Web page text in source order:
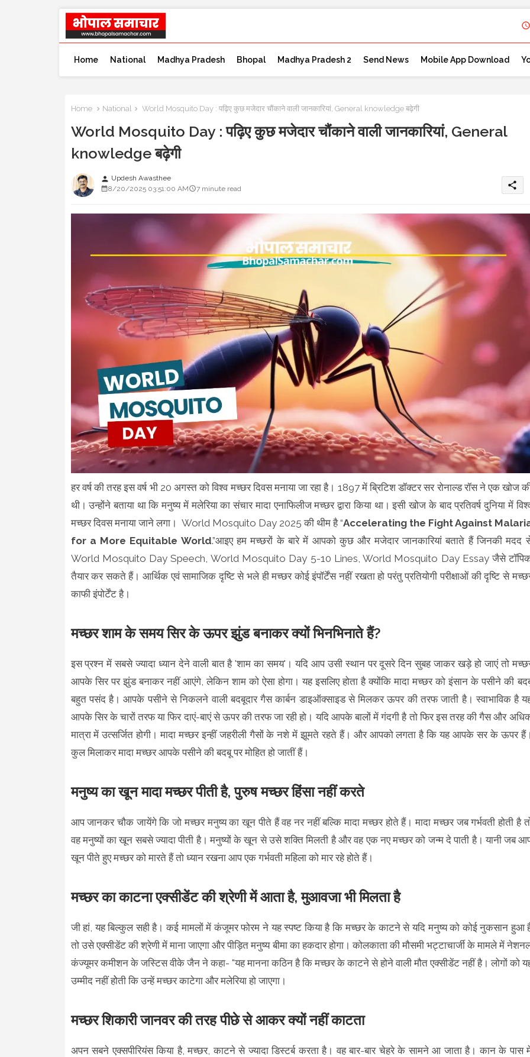
Home National Madhya Pradesh Bhopal Madhya Pradesh 2 Send News Mobile App Download
Home National World Mosquito Day : पढ़िए कुछ मजेदार चौंकाने वाली जानकारियां, General knowledge बढ़ेगी
World Mosquito Day : पढ़िए कुछ मजेदार चौंकाने वाली जानकारियां, General
knowledge बढ़ेगी
person Updesh Awasthee
8/20/2025 03:51:00 AM
7 minute read share
हर वर्ष की तरह इस वर्ष भी 20 अगस्त को विश्व मच्छर दिवस मनाया जा रहा है। 1897 में ब्रिटिश डॉक्टर सर रोनाल्ड रॉस ने एक खोज
थी। उन्होंने बताया था कि मनुष्य में मलेरिया का संचार मादा एनाफिलीज मच्छर द्वारा किया था। इसी खोज के बाद प्रतिवर्ष दुनिया में
मच्छर दिवस मनाया जाने लगा। World Mosquito Day 2025 की थीम है “Accelerating the Fight Against
for a More Equitable World.”आइए हम मच्छरों के बारे में आपको कुछ और मजेदार जानकारियां बताते हैं जिनकी मदद
World Mosquito Day Speech, World Mosquito Day 5-10 Lines, World Mosquito Day Essay जैसे
तैयार कर सकते हैं। आर्थिक एवं सामाजिक दृष्टि से भले ही मच्छर कोई इंपॉर्टेंस नहीं रखता हो परंतु प्रतियोगी परीक्षाओं की दृष्टि से
काफी इंपोर्टेंट है।
मच्छर शाम के समय सिर के ऊपर झुंड बनाकर क्यों भिनभिनाते हैं?
इस प्रश्न में सबसे ज्यादा ध्यान देने वाली बात है 'शाम का समय'। यदि आप उसी स्थान पर दूसरे दिन सुबह जाकर खड़े हो जाएं तो
आपके सिर पर झुंड बनाकर नहीं आएंगे, लेकिन शाम को ऐसा होगा। यह इसलिए होता है क्योंकि मादा मच्छर को इंसान के पसीने की
बहुत पसंद है। आपके पसीने से निकलने वाली बदबूदार गैस कार्बन डाइऑक्साइड से मिलकर ऊपर की तरफ जाती है। स्वाभाविक है
आपके सिर के चारों तरफ या फिर दाएं-बाएं से ऊपर की तरफ जा रही हो। यदि आपके बालों में गंदगी है तो फिर इस तरह की गैस और
मात्रा में उत्सर्जित होगी। मादा मच्छर इन्हीं जहरीली गैसों के नशे में झूमते रहते हैं। और आपको लगता है कि यह आपके सर के ऊपर
कुल मिलाकर मादा मच्छर आपके पसीने की बदबू पर मोहित हो जातीं हैं।
मनुष्य का खून मादा मच्छर पीती है, पुरुष मच्छर हिंसा नहीं करते
आप जानकर चौक जायेंगे कि जो मच्छर मनुष्य का खून पीते हैं वह नर नहीं बल्कि मादा मच्छर होते हैं। मादा मच्छर जब गर्भवती होती है
वह मनुष्यों का खून सबसे ज्यादा पीती है। मनुष्यों के खून से उसे शक्ति मिलती है और वह एक नए मच्छर को जन्म दे पाती है। यानी जब
खून पीते हुए मच्छर को मारते हैं तो ध्यान रखना आप एक गर्भवती महिला को मार रहे होते हैं।
मच्छर का काटना एक्सीडेंट की श्रेणी में आता है, मुआवजा भी मिलता है
जी हां, यह बिल्कुल सही है। कई मामलों में कंजूमर फोरम ने यह स्पष्ट किया है कि मच्छर के काटने से यदि मनुष्य को कोई नुकसान हुआ
तो उसे एक्सीडेंट की श्रेणी में माना जाएगा और पीड़ित मनुष्य बीमा का हकदार होगा। कोलकाता की मौसमी भट्टाचार्जी के मामले में
कंज्यूमर कमीशन के जस्टिस वीके जैन ने कहा- "यह मानना कठिन है कि मच्छर के काटने से होने वाली मौत एक्सीडेंट नहीं है। लोगों को
उम्मीद नहीं होेती कि उन्हें मच्छर काटेगा और मलेरिया हो जाएगा।
मच्छर शिकारी जानवर की तरह पीछे से आकर क्यों नहीं काटता
अपन सबने एक्सपीरियंस किया है, मच्छर, काटने से ज्यादा डिस्टर्ब करता है। वह बार-बार चेहरे के सामने आ जाता है। कान के पास